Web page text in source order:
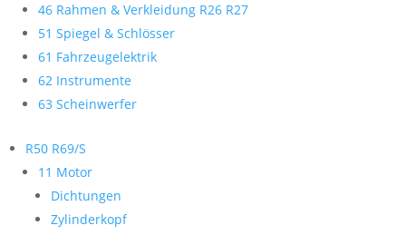
46 Rahmen & Verkleidung R26 R27
51 Spiegel & Schlösser
61 Fahrzeugelektrik
62 Instrumente
63 Scheinwerfer
R50 R69/S
11 Motor
Dichtungen
Zylinderkopf